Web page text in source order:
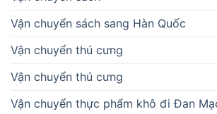
Vận chuyển sách sang Hàn Quốc
Vận chuyển thú cưng
Vận chuyển thú cưng
Vận chuyển thực phẩm khô đi Đan